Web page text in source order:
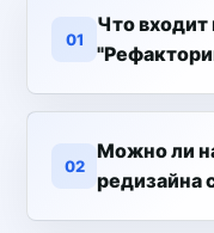
01
Что входит
02
Можно ли
редизайна